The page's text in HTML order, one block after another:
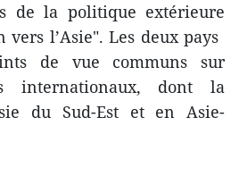
de la politique extérieure
vers l’Asie". Les deux pays
de vue communs sur
internationaux, dont la
du Sud-Est et en Asie-